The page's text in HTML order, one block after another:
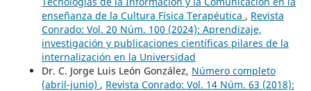
enseñanza de la Cultura Física Terapéutica , Revista
Conrado: Vol. 20 Núm. 100 (2024): Aprendizaje,
investigación y publicaciones científicas pilares de la
internalización en la Universidad
Dr. C. Jorge Luis León González, Número completo
(abril-junio) , Revista Conrado: Vol. 14 Núm. 63 (2018):